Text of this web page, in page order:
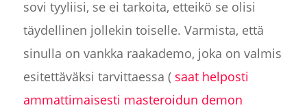
sovi tyyliisi, se ei tarkoita, etteikö se olisi
täydellinen jollekin toiselle. Varmista, että
sinulla on vankka raakademo, joka on valmis
esitettäväksi tarvittaessa ( saat helposti
ammattimaisesti masteroidun demon